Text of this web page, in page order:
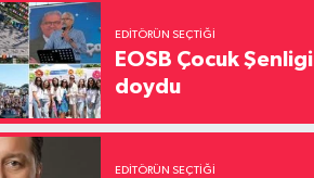
EDITÖRÜN SEÇTIĞI
EOSB Çocuk
doydu
EDITÖRÜN SEÇTIĞI